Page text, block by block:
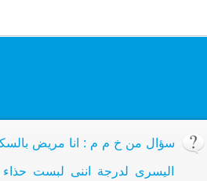
سؤال من خ م م : انا مريض
اليسرى لدرجة اننى لبست